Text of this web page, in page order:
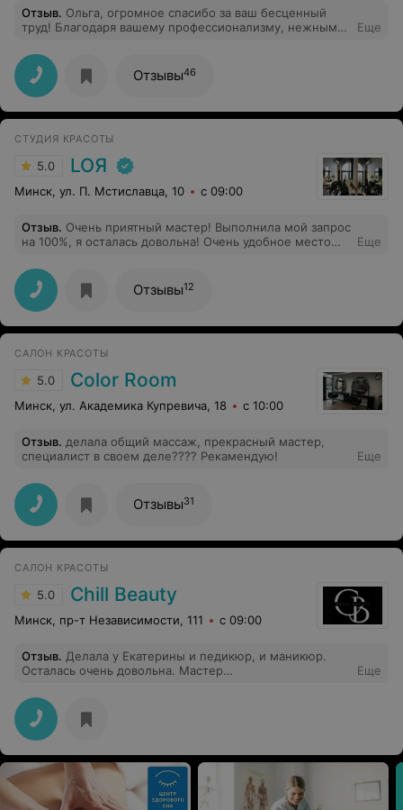
Отзыв. Ольга, огромное спасибо за ваш бесценный
труд! Благодаря вашему профессионализму, нежным
пилинги, уходовые процедуры и расслабляющий
массаж) моя кожа просто сияет! Отдельная
благодарность за подробные и полезные
рекомендации по домашнему уходу — теперь я знаю,
как сохранить этот результат! Буду рекомендовать вас
косметолога!
Еще
Отзывы46
СТУДИЯ КРАСОТЫ
5.0 LOЯ
Минск, ул. П. Мстиславца, 10 с 09:00
Отзыв. Очень приятный мастер! Выполнила мой запрос
на 100%, я осталась довольна! Очень удобное место
Еще
Отзывы12
САЛОН КРАСОТЫ
5.0 Color Room
Минск, ул. Академика Купревича, 18 с 10:00
Отзыв. делала общий массаж, прекрасный мастер,
специалист в своем деле???? Рекамендую!
Еще
Отзывы31
САЛОН КРАСОТЫ
5.0 Chill Beauty
Минск, пр-т Независимости, 111 с 09:00
Отзыв. Делала у Екатерины и педикюр, и маникюр.
Осталась очень довольна. Мастер
меня очень сухая кожа, особенно проблемные стопы.
Катя справилась на отлично и ручки и ножки просто
сказка! Идеальная обработка, идеальное покрытие!
Темное покрытие получилось без изъяна. Спасибо,
Екатерина, за красоту и хорошее настроение! Всем
советую посетить Chill Beauty, красиво, уютно,
широкая палитра гелей на любой каприз и
высококвалифицированные мастера!
Еще